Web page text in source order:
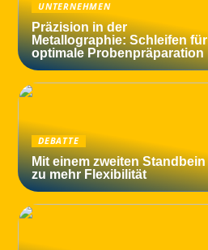
UNTERNEHMEN
Präzision in der
Metallographie: Schleifen für
optimale Probenpräparation
DEBATTE
Mit einem zweiten Standbein
zu mehr Flexibilität